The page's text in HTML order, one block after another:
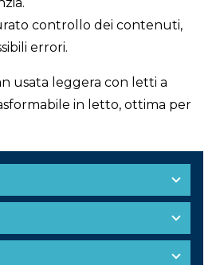
controllo dei contenuti,
errori.
usata leggera con letti a
in letto, ottima per